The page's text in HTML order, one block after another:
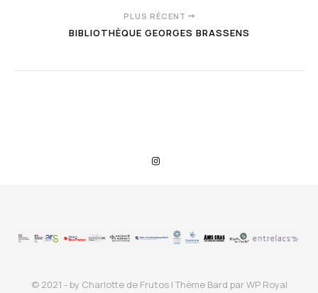
PLUS RÉCENT
BIBLIOTHÈQUE GEORGES BRASSENS
© 2021 - by Charlotte de Frutos |Thème Bard parWP Royal